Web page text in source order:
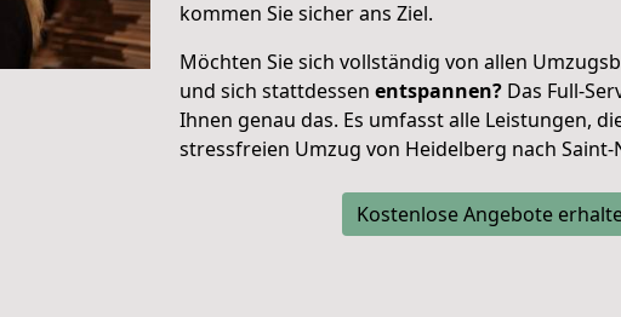
kommen Sie sicher ans Ziel.
Möchten Sie sich vollständig von allen
und sich stattdessen entspannen? Das Full-
Ihnen genau das. Es umfasst alle Leistungen,
stressfreien Umzug von Heidelberg nach
Kostenlose Angebote